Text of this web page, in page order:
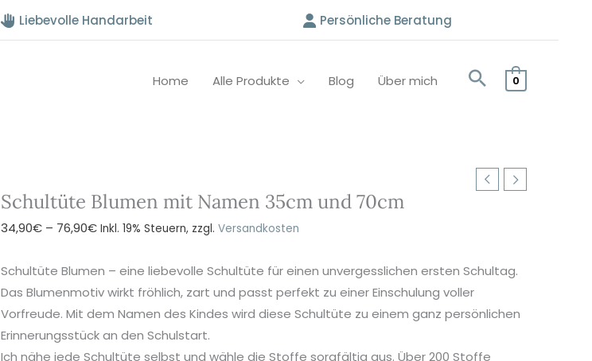
Liebevolle Handarbeit Persönliche Beratung
Home Alle Produkte Blog Über mich 0
Schultüte Blumen mit Namen 35cm und 70cm
34,90€ – 76,90€Preisspanne:
bis
76,90€
Inkl. 19% Steuern, zzgl.Versandkosten
Schultüte Blumen – eine liebevolle Schultüte für einen unvergesslichen ersten Schultag.
Das Blumenmotiv wirkt fröhlich, zart und passt perfekt zu einer Einschulung voller
Vorfreude. Mit dem Namen des Kindes wird diese Schultüte zu einem ganz persönlichen
Erinnerungsstück an den Schulstart.
Ich nähe jede Schultüte selbst und wähle die Stoffe sorgfältig aus. Über 200 Stoffe